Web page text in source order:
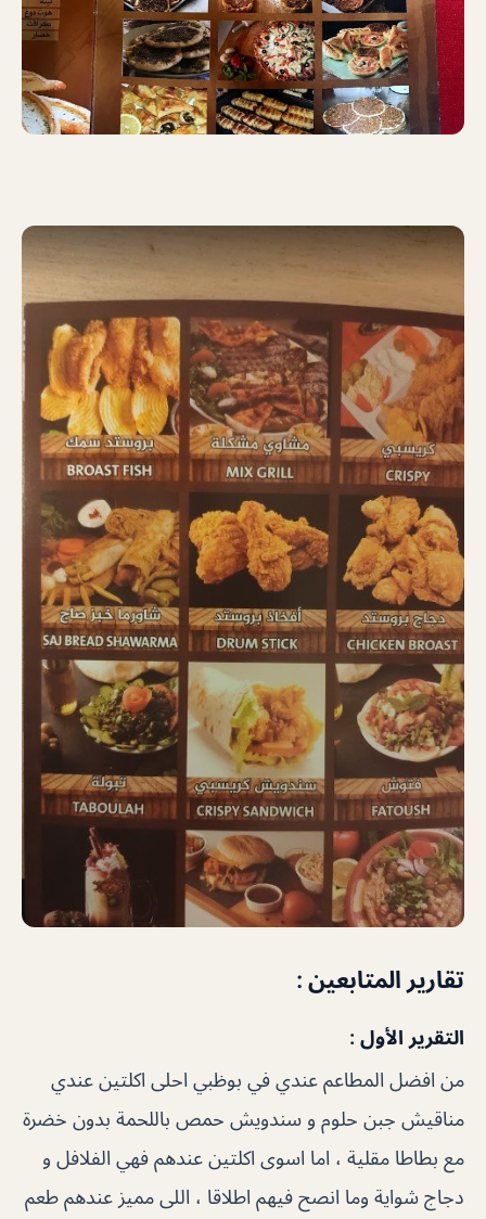
تقارير المتابعين :
التقرير الأول :
من افضل المطاعم عندي في بوظبي احلى اكلتين عندي
مناقيش جبن حلوم و سندويش حمص باللحمة بدون خضرة
مع بطاطا مقلية ، اما اسوى اكلتين عندهم فهي الفلافل و
دجاج شواية وما انصح فيهم اطلاقا ، اللى مميز عندهم طعم